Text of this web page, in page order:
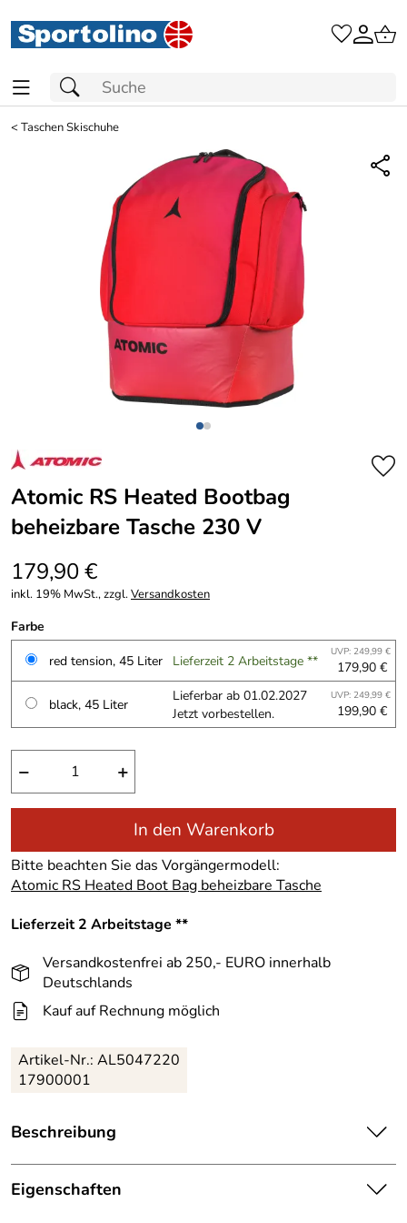
<Taschen Skischuhe
Atomic RS Heated Bootbag
beheizbare Tasche 230 V
179,90 €
inkl. 19% MwSt., zzgl.Versandkosten
Farbe
red tension, 45 Liter Lieferzeit 2 Arbeitstage ** UVP: 249,99 €
179,90 €
black, 45 Liter
Lieferbar ab 01.02.2027
Jetzt vorbestellen.
UVP: 249,99 €
199,90 €
− +
In den Warenkorb
Bitte beachten Sie das Vorgängermodell:
Atomic RS Heated Boot Bag beheizbare Tasche
Lieferzeit 2 Arbeitstage **
Versandkostenfrei ab 250,- EURO innerhalb
Deutschlands
Kauf auf Rechnung möglich
Artikel-Nr.: AL5047220
17900001
Beschreibung
Athleten erprobt, ideal für Rennen, die Atomic RS Heated
Bootbag beheizbare Tasche. Skischuhtasche mit
Eigenschaften